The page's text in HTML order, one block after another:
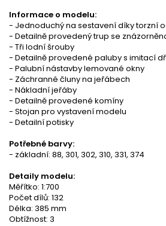
Informace o modelu:
- Jednoduchý na sestavení díky torzní
- Detailně provedený trup se
- Tři lodní šrouby
- Detailně provedené paluby s imitací
- Palubní nástavby lemované okny
- Záchranné čluny na jeřábech
- Nákladní jeřáby
- Detailně provedené komíny
- Stojan pro vystavení modelu
- Detailní potisky
Potřebné barvy:
- základní: 88, 301, 302, 310, 331, 374
Detaily modelu:
Měřítko: 1:700
Počet dílů: 132
Délka: 385 mm
Obtížnost: 3